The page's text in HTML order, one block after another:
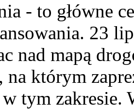
- to główne
23
nad mapą
którym
tym zakresie.